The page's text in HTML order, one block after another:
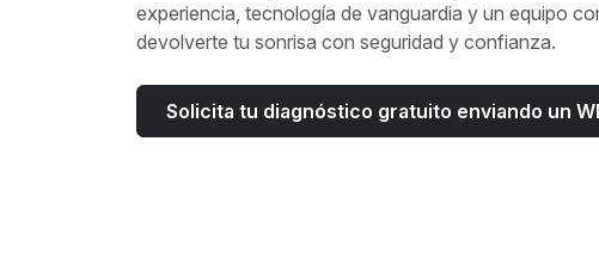
experiencia, tecnología de vanguardia y un equipo
devolverte tu sonrisa con seguridad y confianza.
Solicita tu diagnóstico gratuito enviando un